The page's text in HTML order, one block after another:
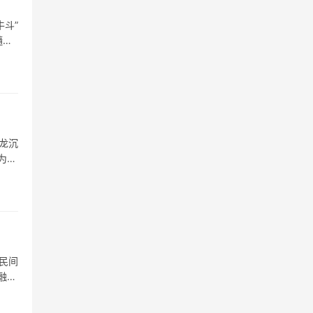
斗”
沉
水
间
合